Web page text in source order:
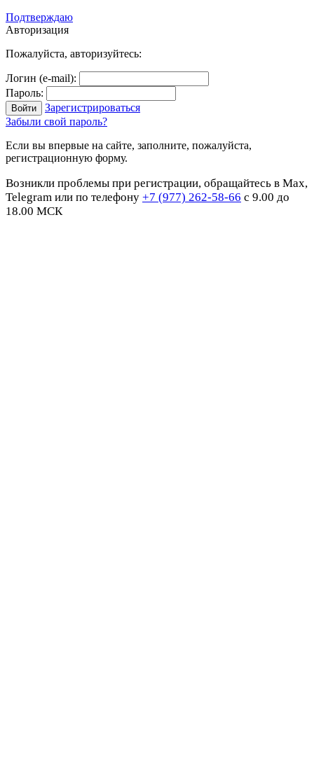
Подтверждаю
Авторизация
Пожалуйста, авторизуйтесь:
Логин (e-mail):
Пароль:
Зарегистрироваться
Забыли свой пароль?
Если вы впервые на сайте, заполните, пожалуйста,
регистрационную форму.
Возникли проблемы при регистрации, обращайтесь в Max,
Telegram или по телефону +7 (977) 262-58-66 с 9.00 до
18.00 МСК